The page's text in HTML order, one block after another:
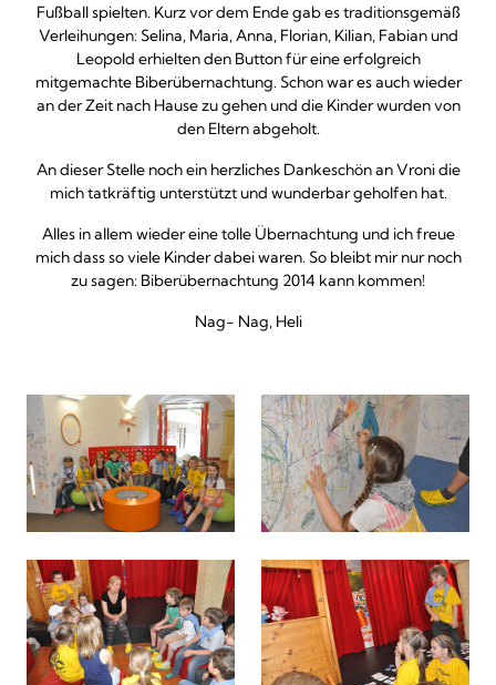
Fußball spielten. Kurz vor dem Ende gab es traditionsgemäß
Verleihungen: Selina, Maria, Anna, Florian, Kilian, Fabian und
Leopold erhielten den Button für eine erfolgreich
mitgemachte Biberübernachtung. Schon war es auch wieder
an der Zeit nach Hause zu gehen und die Kinder wurden von
den Eltern abgeholt.
An dieser Stelle noch ein herzliches Dankeschön an Vroni die
mich tatkräftig unterstützt und wunderbar geholfen hat.
Alles in allem wieder eine tolle Übernachtung und ich freue
mich dass so viele Kinder dabei waren. So bleibt mir nur noch
zu sagen: Biberübernachtung 2014 kann kommen!
Nag- Nag, Heli